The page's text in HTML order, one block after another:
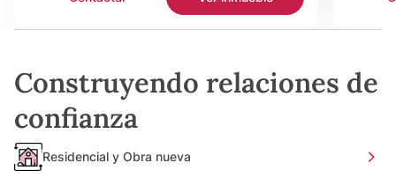
Construyendo relaciones de
confianza
Residencial y Obra nueva